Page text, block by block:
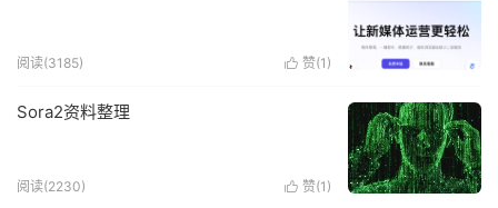
 赞(1 )
阅读(3185)
Sora2资料整理
 赞(1 )
阅读(2230)